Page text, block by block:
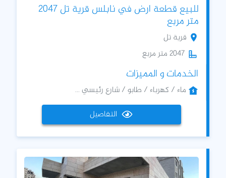
للبيع قطعة ارض في نابلس قرية تل 2047
متر مربع
قرية تل
2047 متر مربع
الخدمات و المميزات
ماء / كهرباء / طابو / شارع رئيسي ...
التفاصيل